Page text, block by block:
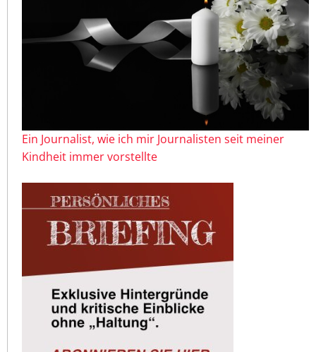
Ein Journalist, wie ich mir Journalisten seit meiner
Kindheit immer vorstellte